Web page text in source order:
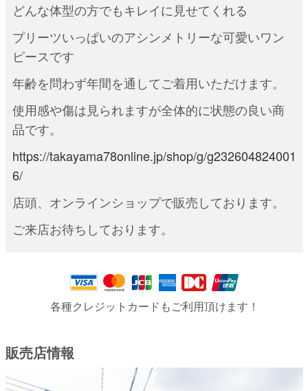
どんな体型の方でもキレイに見せてくれる
プリーツいっぱいのアシンメトリーな可愛いワン
ピースです
年齢を問わず年間を通してご着用いただけます。
使用感や傷は見られますが全体的に状態の良い商
品です。
https://takayama78online.jp/shop/g/g232604824001
6/
店頭、オンラインショップで販売しております。
ご来店お待ちしております。
各種クレジットカードもご利用頂けます！
販売店情報